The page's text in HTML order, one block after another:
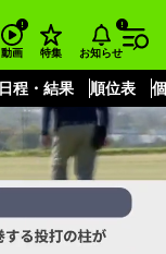
動画 特集 お知らせ
日程・結果 順位表
もっと見る